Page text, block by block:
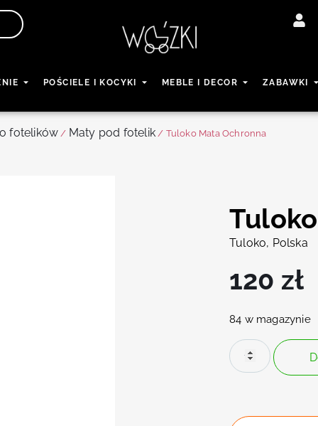
POŚCIELE I KOCYKI MEBLE I DECOR ZABAWKI
fotelików / Maty pod fotelik / Tuloko Mata Ochronna
Tuloko, Polska
120 zł
84 w magazynie